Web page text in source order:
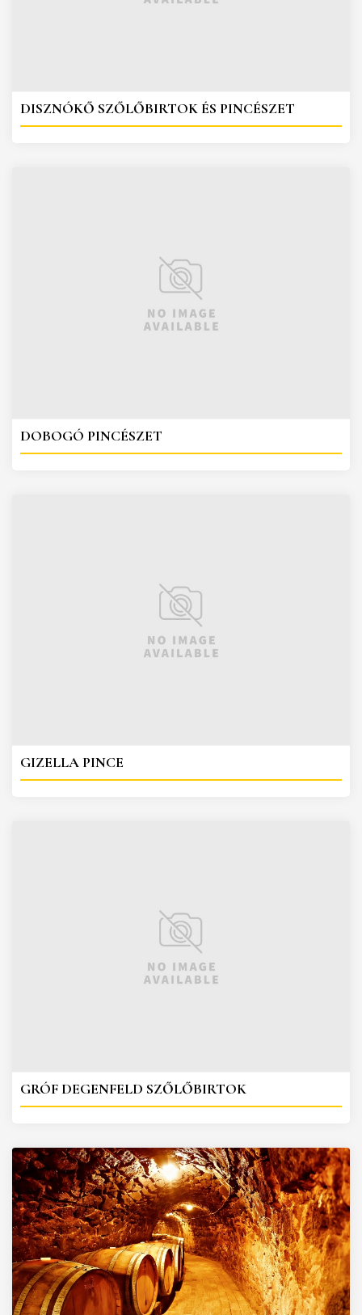
DISZNÓKŐ SZŐLŐBIRTOK ÉS PINCÉSZET
DOBOGÓ PINCÉSZET
GIZELLA PINCE
GRÓF DEGENFELD SZŐLŐBIRTOK